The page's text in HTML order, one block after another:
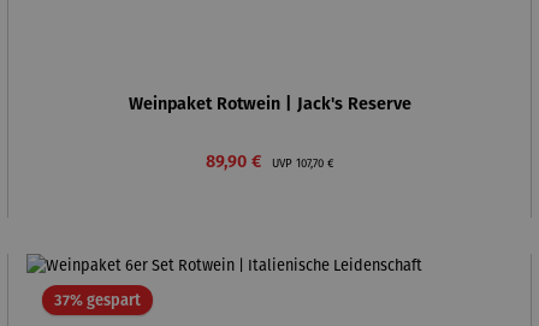
Weinpaket Rotwein | Jack's Reserve
Verkaufspreis:
89,90 € UVP Regulärer Preis:
107,70 €
37% gespartRabatt